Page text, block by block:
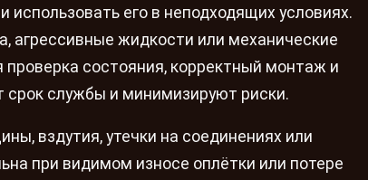
его в неподходящих условиях.
агрессивные жидкости или механические
состояния, корректный монтаж и
службы и минимизируют риски.
вздутия, утечки на соединениях или
при видимом износе оплётки или потере